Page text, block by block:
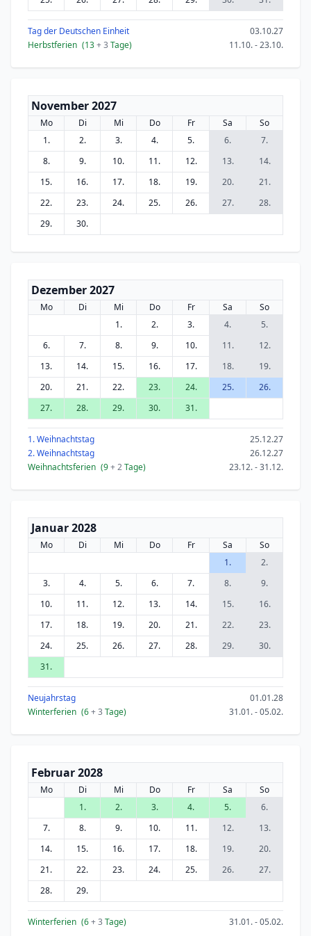
Tag der Deutschen Einheit
03.10.27
Herbstferien (13+ 3 Tage) 11.10. - 23.10.
November 2027
Mo Di Mi Do Fr Sa
So
1.
2. 3. 4. 5. 6.
7.
8.
9. 10. 11. 12. 13.
14.
15.
16. 17. 18. 19. 20.
21.
22.
23. 24. 25. 26. 27.
28.
29.
30.
Dezember 2027
Mo Di Mi Do Fr Sa
So
1.
2. 3. 4.
5.
6.
7. 8. 9. 10. 11.
12.
13.
14. 15. 16. 17. 18.
19.
20.
21. 22. 23. 24. 25.
26.
27.
28. 29. 30. 31.
1. Weihnachtstag
25.12.27
2. Weihnachtstag
26.12.27
Weihnachtsferien (9+ 2Tage) 23.12. - 31.12.
Januar 2028
Mo Di Mi Do Fr Sa
So
1.
2.
3.
4. 5. 6. 7. 8.
9.
10.
11. 12. 13. 14. 15.
16.
17.
18. 19. 20. 21. 22.
23.
24.
25. 26. 27. 28. 29.
30.
31.
Neujahrstag
01.01.28
Winterferien (6+ 3 Tage) 31.01. - 05.02.
Februar 2028
Mo Di Mi Do Fr Sa
So
1.
2. 3. 4. 5.
6.
7.
8. 9. 10. 11. 12.
13.
14.
15. 16. 17. 18. 19.
20.
21.
22. 23. 24. 25. 26.
27.
28.
29.
Winterferien (6+ 3 Tage) 31.01. - 05.02.